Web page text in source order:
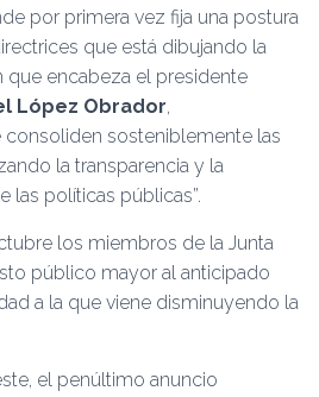
por primera vez fija una postura
que está dibujando la
que encabeza el presidente
López Obrador,
consoliden sosteniblemente las
la transparencia y la
las políticas públicas”.
los miembros de la Junta
público mayor al anticipado
a la que viene disminuyendo la
el penúltimo anuncio